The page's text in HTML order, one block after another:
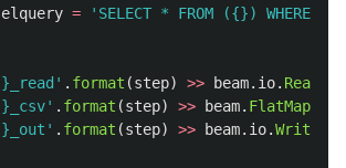
= ' SELECT * FROM ({}) WHERE
' . format (step) >> beam. io. Read
' . format (step) >> beam. FlatMap
' . format (step) >> beam. io.Write